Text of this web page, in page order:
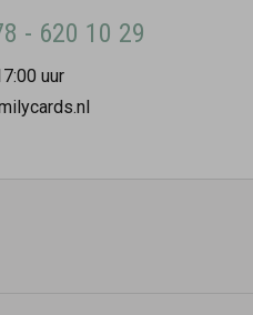
- 620 10 29
uur